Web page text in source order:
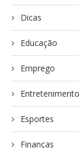
Dicas
Educação
Emprego
Entretenimento
Esportes
Finanças